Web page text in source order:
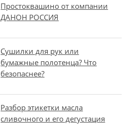
Простоквашино от компании
ДАНОН РОССИЯ
Сушилки для рук или
бумажные полотенца? Что
безопаснее?
Разбор этикетки масла
сливочного и его дегустация